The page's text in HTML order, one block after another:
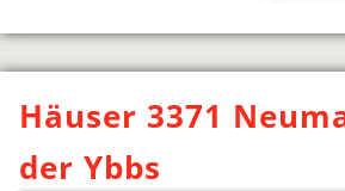
Häuser 3371
der Ybbs